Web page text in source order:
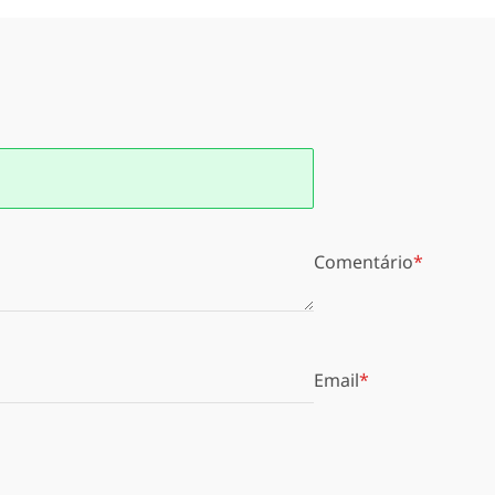
Comentário
Email